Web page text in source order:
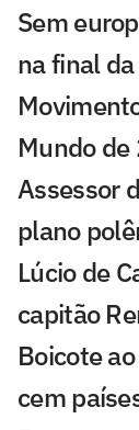
Sem
na final
Mundo de
Assessor
plano
Lúcio de
capitão
Boicote
cem